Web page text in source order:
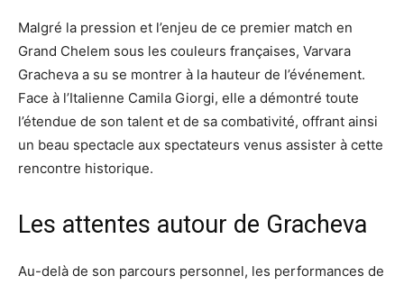
Malgré la pression et l’enjeu de ce premier match en
Grand Chelem sous les couleurs françaises, Varvara
Gracheva a su se montrer à la hauteur de l’événement.
Face à l’Italienne Camila Giorgi, elle a démontré toute
l’étendue de son talent et de sa combativité, offrant ainsi
un beau spectacle aux spectateurs venus assister à cette
rencontre historique.
Les attentes autour de Gracheva
Au-delà de son parcours personnel, les performances de